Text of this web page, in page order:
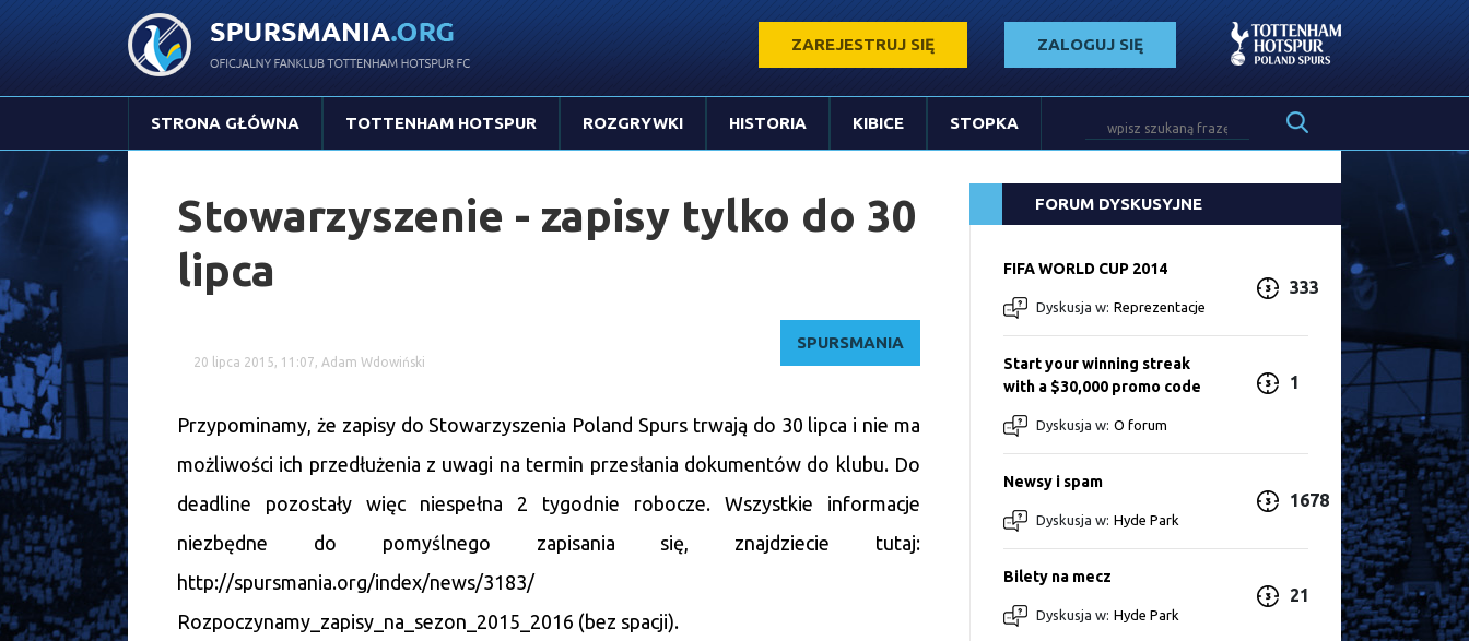
ZAREJESTRUJ SIĘ ZALOGUJ SIĘ
STRONA GŁÓWNA TOTTENHAM HOTSPUR ROZGRYWKI HISTORIA KIBICE STOPKA
Stowarzyszenie - zapisy tylko do 30
lipca
20 lipca 2015, 11:07, Adam Wdowiński
SPURSMANIA
Przypominamy, że zapisy do Stowarzyszenia Poland Spurs trwają do 30 lipca i nie ma
możliwości ich przedłużenia z uwagi na termin przesłania dokumentów do klubu. Do
deadline pozostały więc niespełna 2 tygodnie robocze. Wszystkie informacje
niezbędne do pomyślnego zapisania się, znajdziecie tutaj:
http://spursmania.org/index/news/3183/
Rozpoczynamy_zapisy_na_sezon_2015_2016 (bez spacji).
FORUM DYSKUSYJNE
FIFA WORLD CUP 2014
Dyskusja w: Reprezentacje
333
Start your winning streak
with a $30,000 promo code
Dyskusja w: O forum
1
Newsy i spam
Dyskusja w: Hyde Park
1678
Bilety na mecz
Dyskusja w: Hyde Park
21